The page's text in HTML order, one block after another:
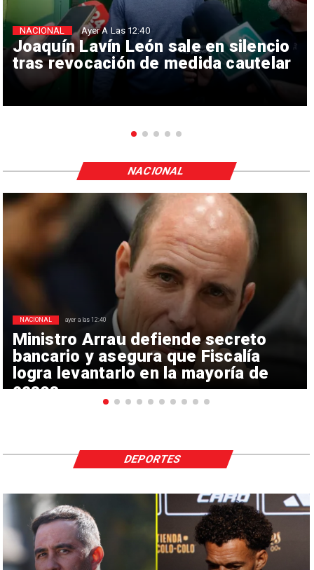
Joaquín Lavín León sale en silencio
tras revocación de medida cautelar
NACIONAL Ayer A Las 12:40
Ministro Arrau defiende secreto
bancario y asegura que Fiscalía
logra levantarlo en la mayoría de
casos
NACIONAL ayer a las 12:40
NACIONAL
DEPORTES